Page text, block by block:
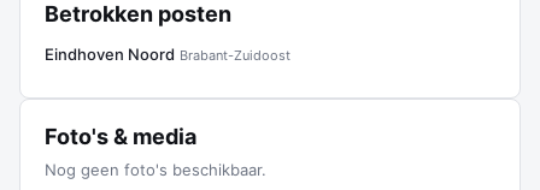
Betrokken posten
Eindhoven Noord Brabant-Zuidoost
Foto's & media
Nog geen foto's beschikbaar.